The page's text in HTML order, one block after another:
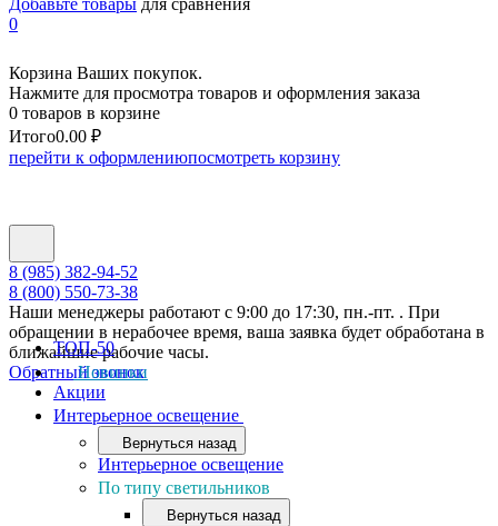
Добавьте товары для сравнения
0
Корзина Ваших покупок.
Нажмите для просмотра товаров и оформления заказа
0 товаров в корзине
Итого0.00 ₽
перейти к оформлениюпосмотреть корзину
8 (985) 382-94-52
8 (800) 550-73-38
Наши менеджеры работают с 9:00 до 17:30, пн.-пт. . При
обращении в нерабочее время, ваша заявка будет обработана в
ближайшие рабочие часы.
Обратный звонок
ТОП-50
Новинки
Акции
Интерьерное освещение
Вернуться назад
Интерьерное освещение
По типу светильников
Вернуться назад